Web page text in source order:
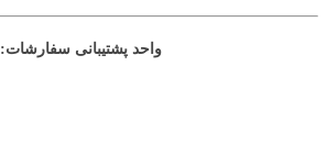
واحد پشتیبانی سفارشات: